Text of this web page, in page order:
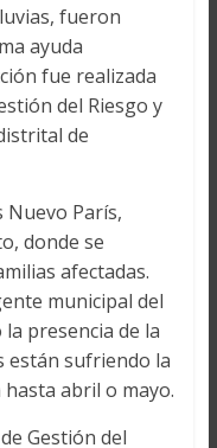
fueron
ayuda
fue realizada
del Riesgo y
de
París,
donde se
afectadas.
municipal del
presencia de la
están sufriendo la
abril o mayo.
Gestión del